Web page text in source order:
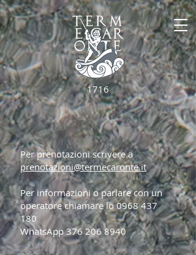
1716
Per prenotazioni scrivere a
prenotazioni@termecaronte.it
Per informazioni o parlare con un
operatore chiamare lo0968 437
180
WhatsApp376 206 8940